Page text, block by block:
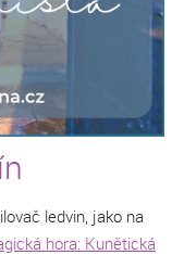
ledvin, jako na
hora: Kunětická